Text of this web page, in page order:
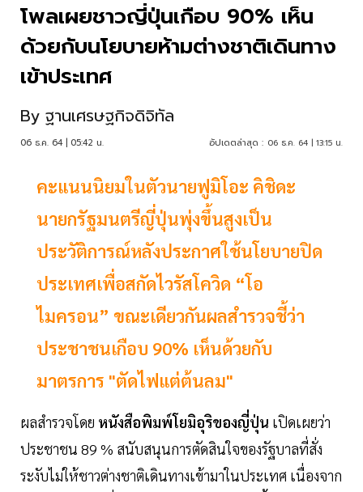
โพลเผยชาวญี่ปุ่นเกือบ 90% เห็น
ด้วยกับนโยบายห้ามต่างชาติเดินทาง
เข้าประเทศ
By ฐานเศรษฐกิจดิจิทัล
06 ธ.ค. 64 | 05:42 น. อัปเดตล่าสุด : 06 ธ.ค. 64 | 13:15 น.
คะแนนนิยมในตัวนายฟูมิโอะ คิชิดะ
นายกรัฐมนตรีญี่ปุ่นพุ่งขึ้นสูงเป็น
ประวัติการณ์หลังประกาศใช้นโยบายปิด
ประเทศเพื่อสกัดไวรัสโควิด “โอ
ไมครอน” ขณะเดียวกันผลสำรวจชี้ว่า
ประชาชนเกือบ 90% เห็นด้วยกับ
มาตรการ "ตัดไฟแต่ต้นลม"
ผลสำรวจโดย หนังสือพิมพ์โยมิอุริของญี่ปุ่น เปิดเผยว่า
ประชาชน 89 % สนับสนุนการตัดสินใจของรัฐบาลที่สั่ง
ระงับไม่ให้ชาวต่างชาติเดินทางเข้ามาในประเทศ เนื่องจาก